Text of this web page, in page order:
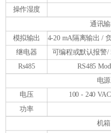
操作湿度
通讯
模拟输出
4-20 mA隔离输出 /
继电器
可编程或默认报警/
Rs485
RS485
电源
电压
100 - 240
功率
机箱